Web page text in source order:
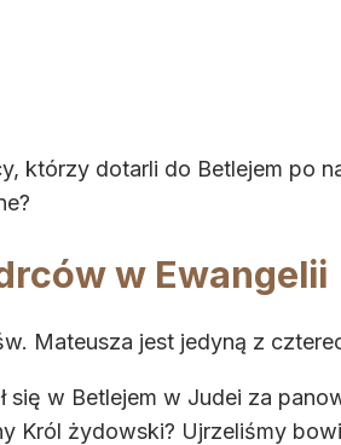
którzy dotarli do Betlejem po
w Ewangelii
Mateusza jest jedyną z
się w Betlejem w Judei za
Król żydowski? Ujrzeliśmy